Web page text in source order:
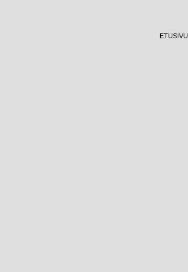
ETUSIVU